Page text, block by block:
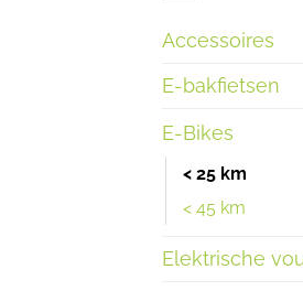
Accessoires
E-bakfietsen
E-Bikes
< 25 km
< 45 km
Elektrische